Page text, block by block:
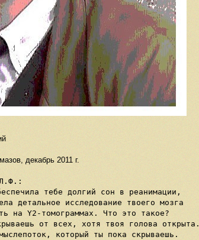
декабрь 2011 г.
тебе долгий сон в реанимации,
детальное исследование твоего мозга
на Y2-томограммах. Что это такое?
от всех, хотя твоя голова открыта.
который ты пока скрываешь.